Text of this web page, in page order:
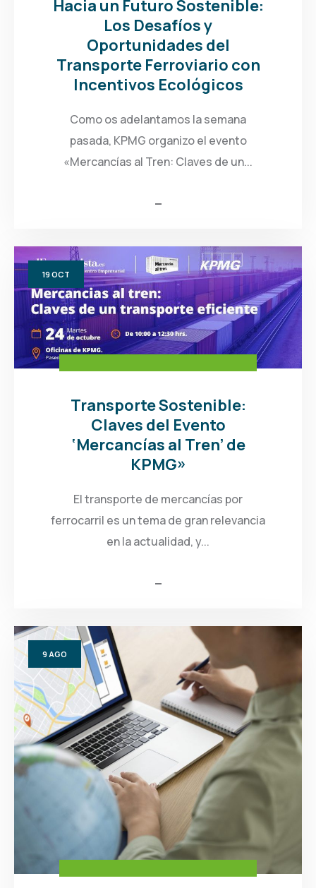
Hacia un Futuro Sostenible:
Los Desafíos y
Oportunidades del
Transporte Ferroviario con
Incentivos Ecológicos
Como os adelantamos la semana
pasada, KPMG organizo el evento
«Mercancías al Tren: Claves de un...
19OCT
Transporte Sostenible:
Claves del Evento
‘Mercancías al Tren’ de
KPMG»
El transporte de mercancías por
ferrocarril es un tema de gran relevancia
en la actualidad, y...
9 AGO